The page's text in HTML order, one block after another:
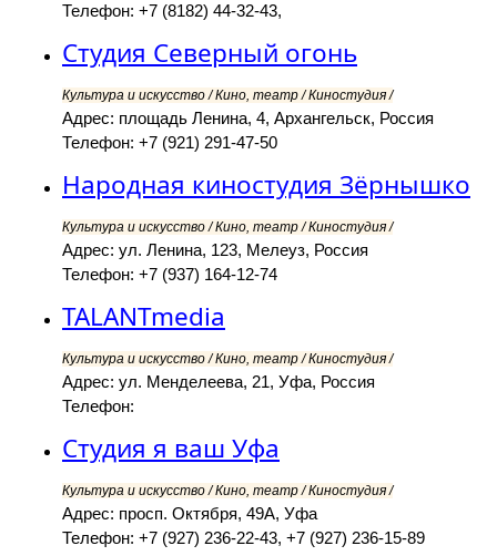
Телефон: +7 (8182) 44-32-43,
Студия Северный огонь
Культура и искусство / Кино, театр / Киностудия /
Адрес: площадь Ленина, 4, Архангельск, Россия
Телефон: +7 (921) 291-47-50
Народная киностудия Зёрнышко
Культура и искусство / Кино, театр / Киностудия /
Адрес: ул. Ленина, 123, Мелеуз, Россия
Телефон: +7 (937) 164-12-74
TALANTmedia
Культура и искусство / Кино, театр / Киностудия /
Адрес: ул. Менделеева, 21, Уфа, Россия
Телефон:
Студия я ваш Уфа
Культура и искусство / Кино, театр / Киностудия /
Адрес: просп. Октября, 49А, Уфа
Телефон: +7 (927) 236-22-43, +7 (927) 236-15-89